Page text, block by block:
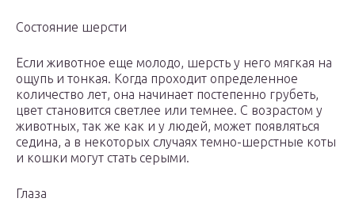
Состояние шерсти
Если животное еще молодо, шерсть у него мягкая на
ощупь и тонкая. Когда проходит определенное
количество лет, она начинает постепенно грубеть,
цвет становится светлее или темнее. С возрастом у
животных, так же как и у людей, может появляться
седина, а в некоторых случаях темно-шерстные коты
и кошки могут стать серыми.
Глаза